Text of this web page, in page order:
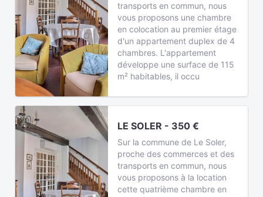
transports en commun, nous
vous proposons une chambre
en colocation au premier étage
d'un appartement duplex de 4
chambres. L'appartement
développe une surface de 115
m² habitables, il occu
LE SOLER - 350 €
Sur la commune de Le Soler,
proche des commerces et des
transports en commun, nous
vous proposons à la location
cette quatrième chambre en